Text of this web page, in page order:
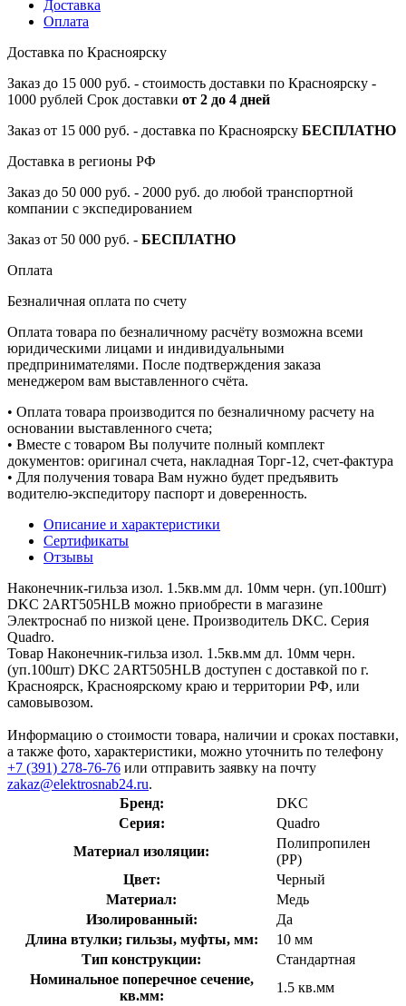
Доставка
Оплата
Доставка по Красноярску
Заказ до 15 000 руб. - стоимость доставки по Красноярску -
1000 рублей Срок доставки от 2 до 4 дней
Заказ от 15 000 руб. - доставка по Красноярску БЕСПЛАТНО
Доставка в регионы РФ
Заказ до 50 000 руб. - 2000 руб. до любой транспортной
компании с экспедированием
Заказ от 50 000 руб. - БЕСПЛАТНО
Оплата
Безналичная оплата по счету
Оплата товара по безналичному расчёту возможна всеми
юридическими лицами и индивидуальными
предпринимателями. После подтверждения заказа
менеджером вам выставленного счёта.
• Оплата товара производится по безналичному расчету на
основании выставленного счета;
• Вместе с товаром Вы получите полный комплект
документов: оригинал счета, накладная Торг-12, счет-фактура
• Для получения товара Вам нужно будет предъявить
водителю-экспедитору паспорт и доверенность.
Описание и характеристики
Сертификаты
Отзывы
Наконечник-гильза изол. 1.5кв.мм дл. 10мм черн. (уп.100шт)
DKC 2ART505HLB можно приобрести в магазине
Электроснаб по низкой цене. Производитель DKC. Серия
Quadro.
Товар Наконечник-гильза изол. 1.5кв.мм дл. 10мм черн.
(уп.100шт) DKC 2ART505HLB доступен с доставкой по г.
Красноярск, Красноярскому краю и территории РФ, или
самовывозом.
Информацию о стоимости товара, наличии и сроках поставки,
а также фото, характеристики, можно уточнить по телефону
+7 (391) 278-76-76 или отправить заявку на почту
zakaz@elektrosnab24.ru.
Бренд:
DKC
Серия:
Quadro
Материал изоляции:
Полипропилен
(PP)
Цвет:
Черный
Материал:
Медь
Изолированный:
Да
Длина втулки; гильзы, муфты, мм:
10 мм
Тип конструкции:
Стандартная
Номинальное поперечное сечение,
кв.мм:
1.5 кв.мм